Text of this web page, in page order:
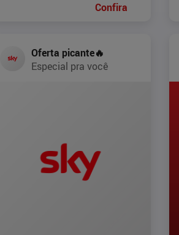
Confira
Oferta picante🔥
Especial pra você